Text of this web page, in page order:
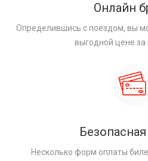
Онлайн
Определившись с поездом, вы
выгодной цене за
Несколько форм оплаты